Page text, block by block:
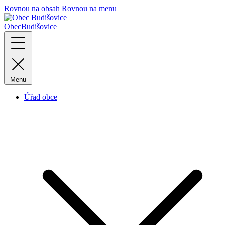
Rovnou na obsah Rovnou na menu
ObecBudišovice
Menu
Úřad obce